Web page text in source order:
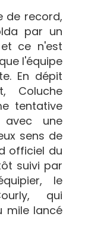
de record,
par un
ce n'est
l'équipe
En dépit
Coluche
tentative
une
sens de
officiel du
suivi par
le
qui
mile lancé